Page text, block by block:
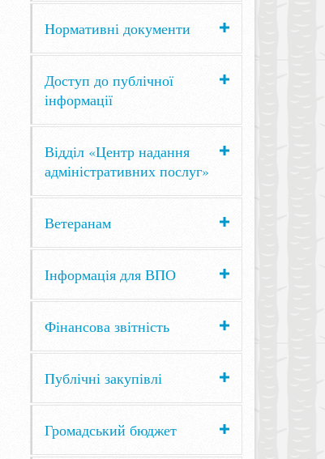
Нормативні документи
Доступ до публічної
інформації
Відділ «Центр надання
адміністративних послуг»
Ветеранам
Інформація для ВПО
Фінансова звітність
Публічні закупівлі
Громадський бюджет